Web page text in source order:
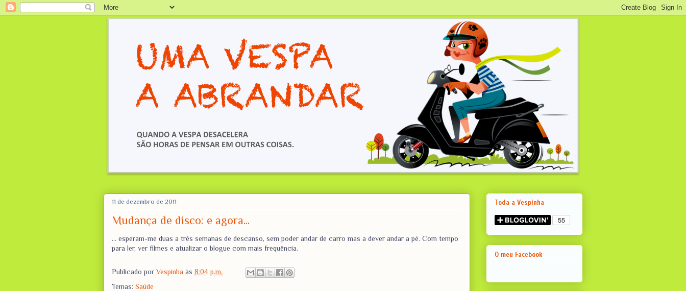
11 de dezembro de 2011
Mudança de disco: e agora...
... esperam-me duas a três semanas de descanso, sem poder andar de carro mas a dever andar a pé. Com tempo
para ler, ver filmes e atualizar o blogue com mais frequência.
Publicado por Vespinha às 8:04 p.m.
Temas: Saúde
Toda a Vespinha
O meu Facebook